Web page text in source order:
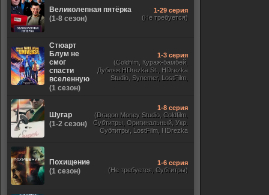
Великолепная пятёрка
(1-8 сезон)
1-29 серия
(Не требуется)
Стюарт
Блум не
смог
спасти
вселенную
(1 сезон)
1-3 серия
(Coldfilm, Кураж-бамбей,
Дубляж HDrezka St., HDrezka
Studio, Syncmer, LostFilm,
Шугар
(1-2 сезон)
1-8 серия
(Dragon Money Studio, Coldfilm,
Субтитры, Оригинальный, Укр.
Субтитры, LostFilm, HDrezka
Похищение
(1 сезон)
1-6 серия
(Не требуется, Субтитры)